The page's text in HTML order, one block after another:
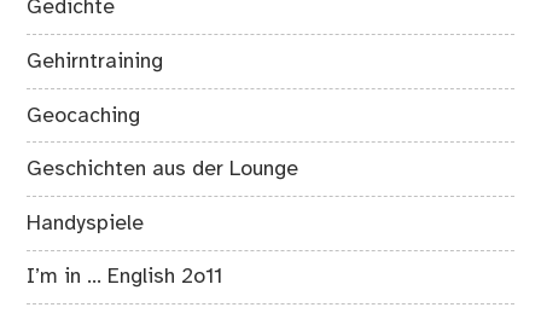
Gedichte
Gehirntraining
Geocaching
Geschichten aus der Lounge
Handyspiele
I’m in … English 2o11